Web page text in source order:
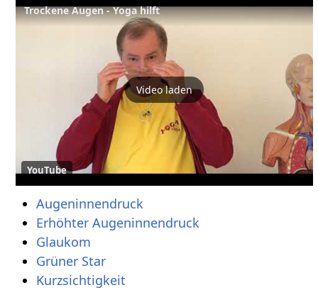
Trockene Augen - Yoga hilft
Video laden
YouTube
Augeninnendruck
Erhöhter Augeninnendruck
Glaukom
Grüner Star
Kurzsichtigkeit